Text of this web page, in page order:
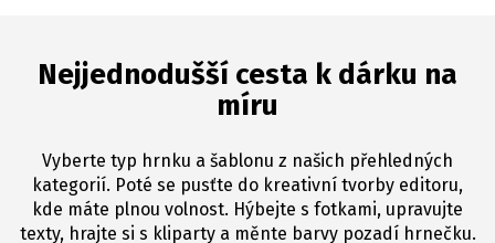
Nejjednodušší cesta k dárku na
míru
Vyberte typ hrnku a šablonu z našich přehledných
kategorií. Poté se pusťte do kreativní tvorby editoru,
kde máte plnou volnost. Hýbejte s fotkami, upravujte
texty, hrajte si s kliparty a měnte barvy pozadí hrnečku.